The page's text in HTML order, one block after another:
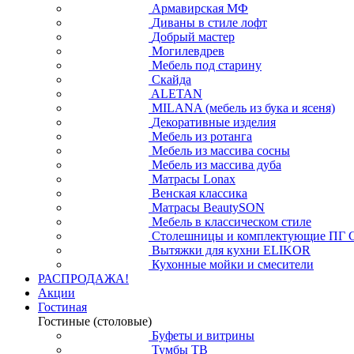
Армавирская МФ
Диваны в стиле лофт
Добрый мастер
Могилевдрев
Мебель под старину
Скайда
ALETAN
MILANA (мебель из бука и ясеня)
Декоративные изделия
Мебель из ротанга
Мебель из массива сосны
Мебель из массива дуба
Матрасы Lonax
Венская классика
Матрасы BeautySON
Мебель в классическом стиле
Столешницы и комплектующие ПГ
Вытяжки для кухни ELIKOR
Кухонные мойки и смесители
РАСПРОДАЖА!
Акции
Гостиная
Гостиные (столовые)
Буфеты и витрины
Тумбы ТВ